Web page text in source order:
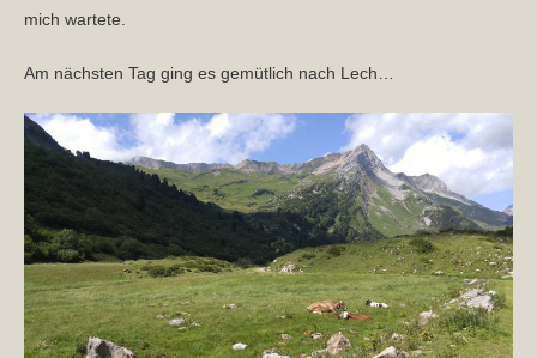
mich wartete.
Am nächsten Tag ging es gemütlich nach Lech…